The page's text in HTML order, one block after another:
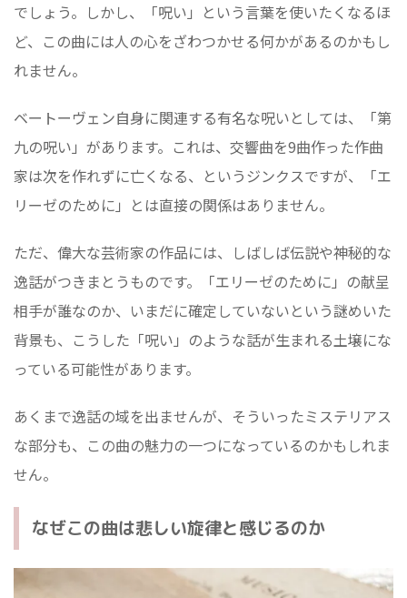
でしょう。しかし、「呪い」という言葉を使いたくなるほ
ど、この曲には人の心をざわつかせる何かがあるのかもし
れません。
ベートーヴェン自身に関連する有名な呪いとしては、「第
九の呪い」があります。これは、交響曲を9曲作った作曲
家は次を作れずに亡くなる、というジンクスですが、「エ
リーゼのために」とは直接の関係はありません。
ただ、偉大な芸術家の作品には、しばしば伝説や神秘的な
逸話がつきまとうものです。「エリーゼのために」の献呈
相手が誰なのか、いまだに確定していないという謎めいた
背景も、こうした「呪い」のような話が生まれる土壌にな
っている可能性があります。
あくまで逸話の域を出ませんが、そういったミステリアス
な部分も、この曲の魅力の一つになっているのかもしれま
せん。
なぜこの曲は悲しい旋律と感じるのか